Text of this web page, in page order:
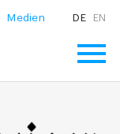
Medien DE EN